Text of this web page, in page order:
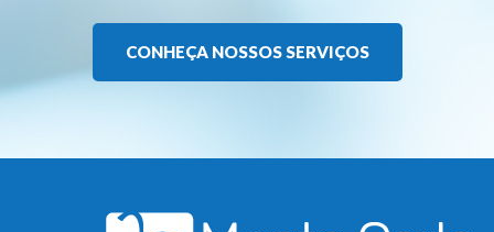
CONHEÇA NOSSOS SERVIÇOS